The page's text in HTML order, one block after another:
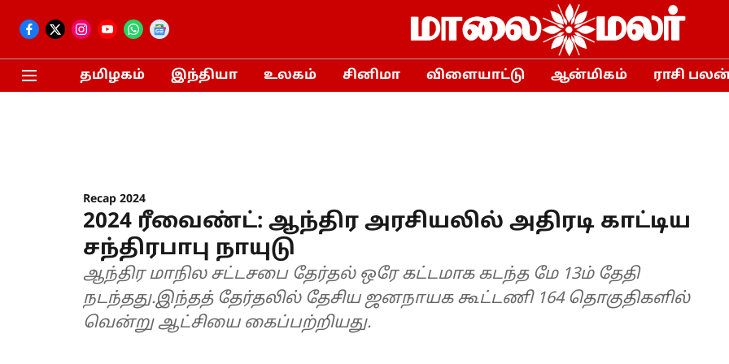
தமிழகம் இந்தியா உலகம் சினிமா விளையாட்டு ஆன்மிகம் ராசி
Recap 2024
2024 ரீவைண்ட்: ஆந்திர அரசியலில் அதிரடி காட்டிய
சந்திரபாபு நாயுடு
ஆந்திர மாநில சட்டசபை தேர்தல் ஒரே கட்டமாக கடந்த மே 13ம் தேதி
நடந்தது.இந்தத் தேர்தலில் தேசிய ஜனநாயக கூட்டணி 164 தொகுதிகளில்
வென்று ஆட்சியை கைப்பற்றியது.